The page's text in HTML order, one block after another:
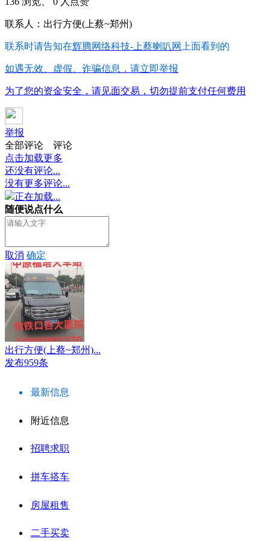
联系人：出行方便(上蔡~郑州)
联系时请告知在辉腾网络科技-上蔡喇叭网 上面看到的
如遇无效、虚假、诈骗信息，请立即举报
为了您的资金安全，请见面交易，切勿提前支付任何费用
举报
全部评论
评论
点击加载更多
还没有评论...
没有更多评论...
正在加载...
随便说点什么
取消 确定
出行方便(上蔡~郑州)...
发布959条
最新信息
附近信息
招聘求职
拼车搭车
房屋租售
二手买卖